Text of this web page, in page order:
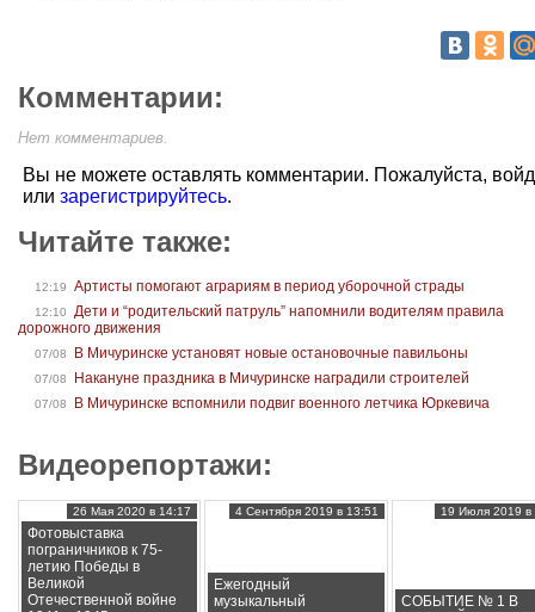
Комментарии:
Нет комментариев.
Вы не можете оставлять комментарии. Пожалуйста,
или зарегистрируйтесь.
Читайте также:
12:19 Артисты помогают аграриям в период уборочной страды
12:10
Дети и “родительский патруль” напомнили водителям правила
дорожного движения
07/08 В Мичуринске установят новые остановочные павильоны
07/08 Накануне праздника в Мичуринске наградили строителей
07/08 В Мичуринске вспомнили подвиг военного летчика Юркевича
Видеорепортажи:
Фотовыставка
пограничников к 75-
летию Победы в
Великой
Отечественной войне
26 Мая 2020 в 14:17
Ежегодный
музыкальный
4 Сентября 2019 в 13:51
СОБЫТИЕ № 1 В
19 Июля 2019 в